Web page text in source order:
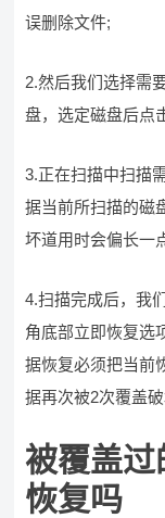
误删除文件;
2.然后我们选择需
盘，选定磁盘后点
3.正在扫描中扫描
据当前所扫描的磁
坏道用时会偏长一
4.扫描完成后，我
角底部立即恢复选
据恢复必须把当前
据再次被2次覆盖破
被覆盖
恢复吗